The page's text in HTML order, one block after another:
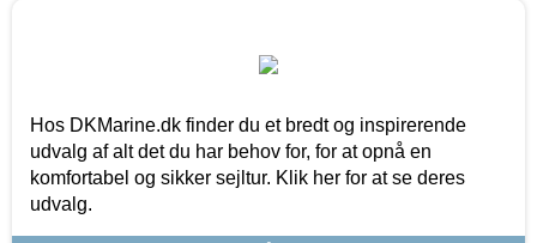
Hos DKMarine.dk finder du et bredt og inspirerende
udvalg af alt det du har behov for, for at opnå en
komfortabel og sikker sejltur. Klik her for at se deres
udvalg.